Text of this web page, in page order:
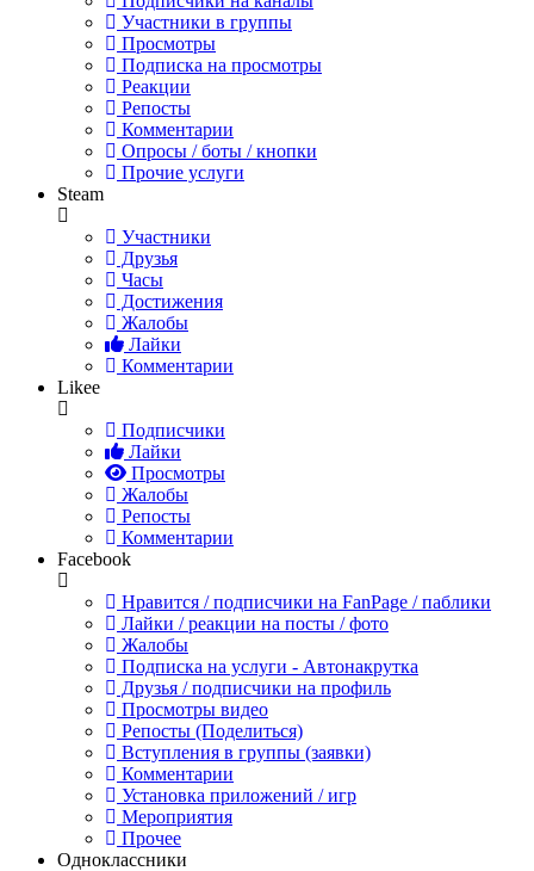
Участники в группы
Просмотры
Подписка на просмотры
Реакции
Репосты
Комментарии
Опросы / боты / кнопки
Прочие услуги
Steam
Участники
Друзья
Часы
Достижения
Жалобы
Лайки
Комментарии
Likee
Подписчики
Лайки
Просмотры
Жалобы
Репосты
Комментарии
Facebook
Нравится / подписчики на FanPage / паблики
Лайки / реакции на посты / фото
Жалобы
Подписка на услуги - Автонакрутка
Друзья / подписчики на профиль
Просмотры видео
Репосты (Поделиться)
Вступления в группы (заявки)
Комментарии
Установка приложений / игр
Мероприятия
Прочее
Одноклассники